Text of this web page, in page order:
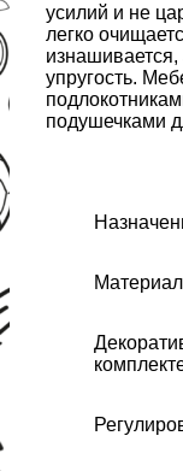
усилий и не
легко
изнашивается,
упругость.
подушечками